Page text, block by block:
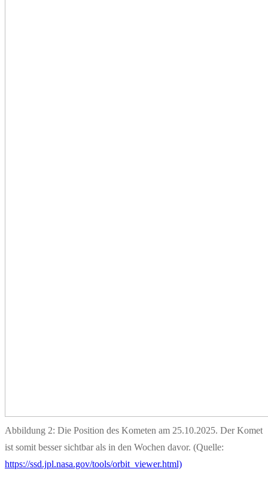
Abbildung 2: Die Position des Kometen am 25.10.2025. Der Komet
ist somit besser sichtbar als in den Wochen davor. (Quelle:
https://ssd.jpl.nasa.gov/tools/orbit_viewer.html)